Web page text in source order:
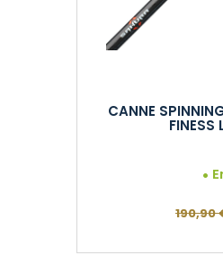
CANNE
FINESS
190,90